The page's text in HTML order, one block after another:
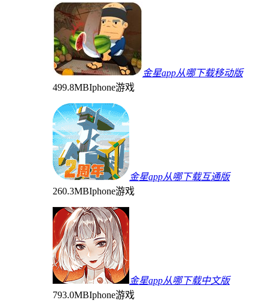
金星app从哪下载移动版
499.8MBIphone游戏
金星app从哪下载互通版
260.3MBIphone游戏
金星app从哪下载中文版
793.0MBIphone游戏